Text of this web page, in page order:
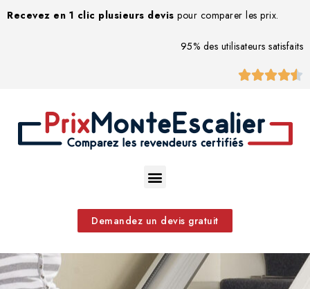
Recevez en 1 clic plusieurs devis pour comparer les prix.
95% des utilisateurs satisfaits

Demandez un devis gratuit